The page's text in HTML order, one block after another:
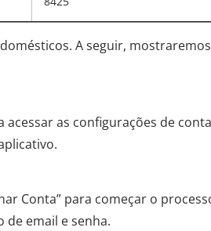
A seguir, mostraremos
as configurações de
Conta” para começar o
email e senha.